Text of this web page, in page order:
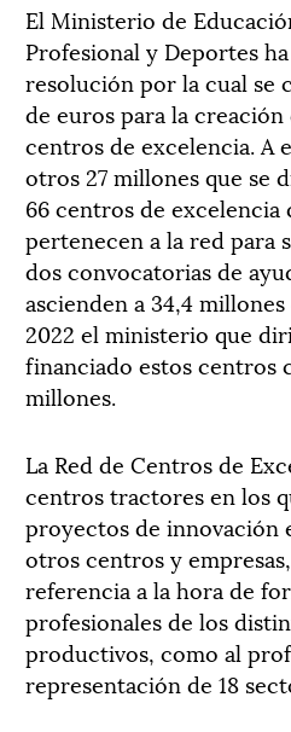
El Ministerio de
Profesional y Deportes
resolución por la cual se
de euros para la
centros de excelencia. A
otros 27 millones que se
66 centros de excelencia
pertenecen a la red para
dos convocatorias de
ascienden a 34,4
2022 el ministerio que
financiado estos centros
millones.
La Red de Centros de
centros tractores en los
proyectos de innovación
otros centros y
referencia a la hora de
profesionales de los
productivos, como al
representación de 18